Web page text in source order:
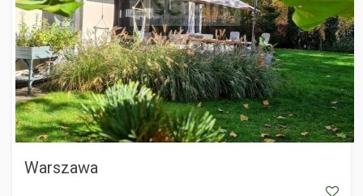
Warszawa